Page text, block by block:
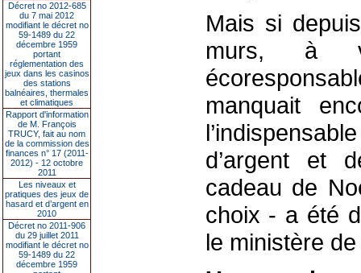
Décret no 2012-685
du 7 mai 2012
modifiant le décret no
59-1489 du 22
décembre 1959
portant
réglementation des
jeux dans les casinos
des stations
balnéaires, thermales
et climatiques
Rapport d'information
de M. François
TRUCY, fait au nom
de la commission des
finances n° 17 (2011-
2012) - 12 octobre
2011
Les niveaux et
pratiques des jeux de
hasard et d’argent en
2010
Décret no 2011-906
du 29 juillet 2011
modifiant le décret no
59-1489 du 22
décembre 1959
Mais si
murs, à
manquait
d’argent et
cadeau de
choix - a été
le ministère